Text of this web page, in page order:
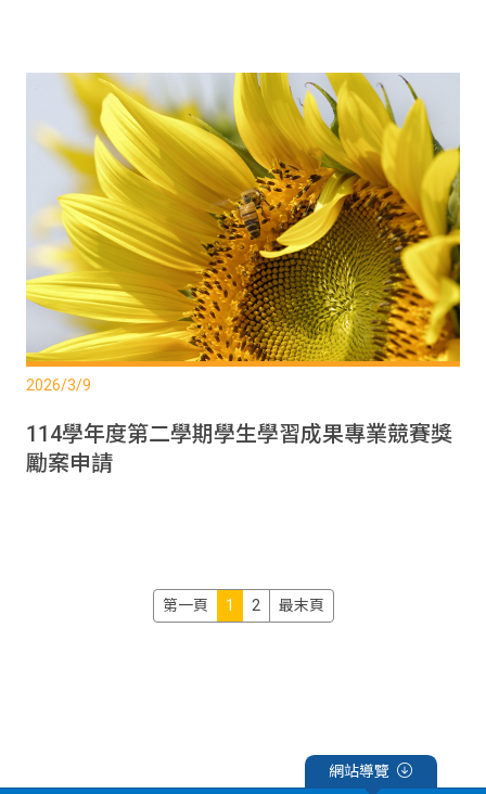
2026/3/9
114學年度第二學期學生學習成果專業競賽獎
勵案申請
第一頁 1 2 最末頁
網站導覽